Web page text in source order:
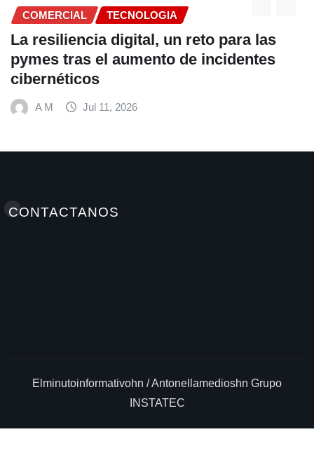
COMERCIAL
Fundación Ficohsa fortalece la
alimentación escolar y promueve
hábitos saludables junto al
Mundial de Alimentos y Nestlé
Elminutoinformativohn / Antonellamedioshn Grupo